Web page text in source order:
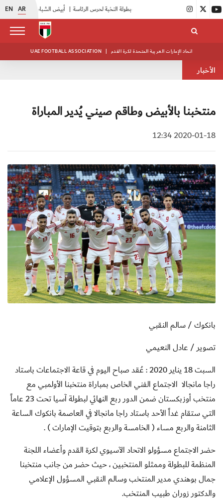
EN AR أبيض الشباب يواصل تدريباته في معسكره بأبوظبي |
UAE FOOTBALL ASSOCIATION | اتحاد الإمارات العربية المتحدة لكرة القدم
الأخبار
منتخبنا بالأبيض وطاقم صيني يُدير المباراة
2020-01-18 12:34
بانكوك / سالم النقبي
تصوير / عادل النعيمي
السبت 18 يناير 2020 : عُقد صباح اليوم في قاعة الاجتماعات باستاد
راجا مانجالا الاجتماع الفني الخاص بمباراة منتخبنا الأولمبي مع
منتخب أوزبكستان ضمن الدور ربع النهائي لبطولة آسيا تحت 23 عاماً
التي ستقام غداً الأحد باستاد راجا مانجالا في العاصمة بانكوك الساعة
الثامنة والربع مساء ( الخامسة والربع بتوقيت الإمارات ).
حضر الاجتماع مسؤولو الاتحاد الآسيوي لكرة القدم وأعضاء اللجنة
المنظمة للبطولة وممثلو المنتخبين ، حيث حضر من جانب منتخبنا
جمال بوهندي مدير المنتخب وسالم النقبي المسؤول الإعلامي
والدكتور زوران طبيب المنتخب.